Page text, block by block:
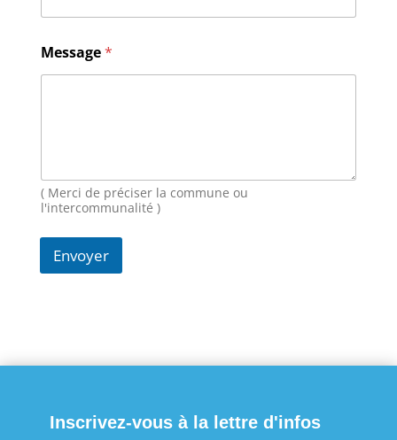
-
a
i
l
g
e
Message*
( Merci de préciser la commune ou
l'intercommunalité )
Envoyer
Inscrivez-vous à la lettre d'infos